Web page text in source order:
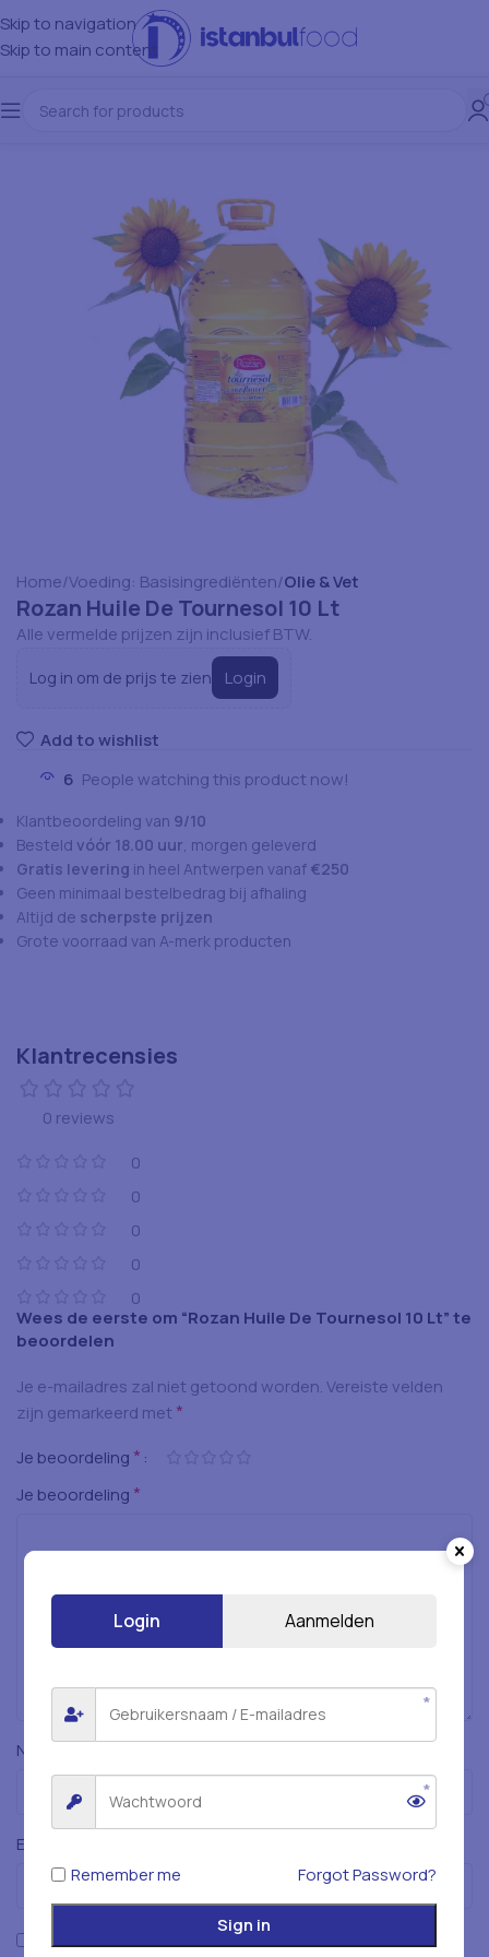
Skip to navigation
Skip to main content
Home Voeding: Basisingrediënten Olie & Vet
Rozan Huile De Tournesol 10 Lt
Alle vermelde prijzen zijn inclusief BTW.
Log in om de prijs te zien Login
Add to wishlist
6 People watching this product now!
Klantbeoordeling van 9/10
Besteld vóór 18.00 uur, morgen geleverd
Gratis levering in heel Antwerpen vanaf €250
Geen minimaal bestelbedrag bij afhaling
Altijd de scherpste prijzen
Grote voorraad van A-merk producten
Klantrecensies
0 reviews
0
0
0
0
0
Wees de eerste om “Rozan Huile De Tournesol 10 Lt” te
beoordelen
Je e-mailadres zal niet getoond worden.Vereiste velden
zijn gemarkeerd met *
Je beoordeling *
Je beoordeling *
Naam *
E-mail
Mijn naam, e-mailadres en website opslaan in deze
Login Aanmelden
Remember me Forgot Password?
Sign in